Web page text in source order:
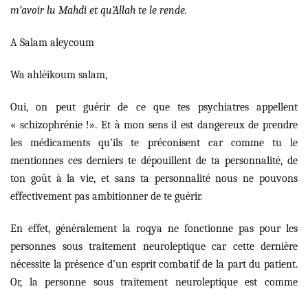
m’avoir lu Mahdi et qu’Allah te le rende.
A Salam aleycoum
Wa ahléikoum salam,
Oui, on peut guérir de ce que tes psychiatres appellent
« schizophrénie !». Et à mon sens il est dangereux de prendre
les médicaments qu’ils te préconisent car comme tu le
mentionnes ces derniers te dépouillent de ta personnalité, de
ton goût à la vie, et sans ta personnalité nous ne pouvons
effectivement pas ambitionner de te guérir.
En effet, généralement la roqya ne fonctionne pas pour les
personnes sous traitement neuroleptique car cette dernière
nécessite la présence d’un esprit combatif de la part du patient.
Or, la personne sous traitement neuroleptique est comme